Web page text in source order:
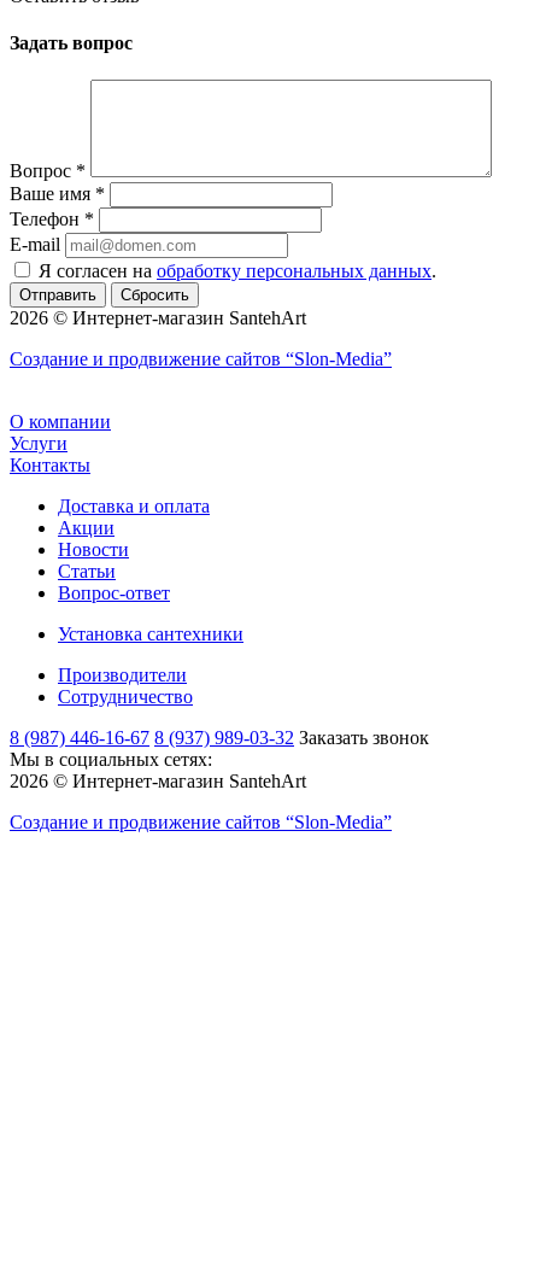
Задать вопрос
Вопрос *
Ваше имя *
Телефон *
E-mail
Я согласен на обработку персональных данных.
Сбросить
2026 © Интернет-магазин SantehArt
Создание и продвижение сайтов “Slon-Media”
О компании
Услуги
Контакты
Доставка и оплата
Акции
Новости
Статьи
Вопрос-ответ
Установка сантехники
Производители
Сотрудничество
8 (987) 446-16-67 8 (937) 989-03-32 Заказать звонок
Мы в социальных сетях:
2026 © Интернет-магазин SantehArt
Создание и продвижение сайтов “Slon-Media”